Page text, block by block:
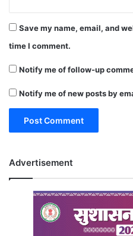
Save my name, email, and
time I comment.
Notify me of follow-up
Notify me of new posts by
Advertisement